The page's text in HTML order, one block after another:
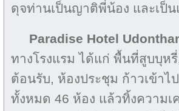
ดุจท่านเป็นญาติพี่น้อง และเป็
Paradise Hotel
ทางโรงแรม ได้แก่ พื้นที่สูบบุห
ต้อนรับ, ห้องประชุม ก้าวเข้า
ทั้งหมด 46 ห้อง แล้วทิ้งความ